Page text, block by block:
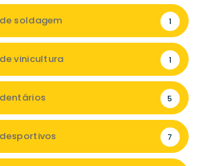
soldagem 1
vinicultura 1
5
7